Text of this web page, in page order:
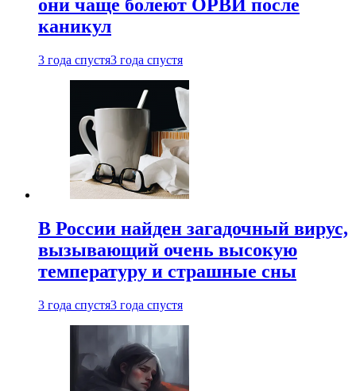
они чаще болеют ОРВИ после
каникул
3 года спустя3 года спустя
В России найден загадочный вирус,
вызывающий очень высокую
температуру и страшные сны
3 года спустя3 года спустя